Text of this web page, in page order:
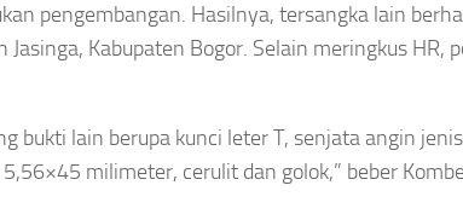
pengembangan. Hasilnya, tersangka lain
Kabupaten Bogor. Selain meringkus HR,
bukti lain berupa kunci leter T, senjata angin
milimeter, cerulit dan golok,” beber